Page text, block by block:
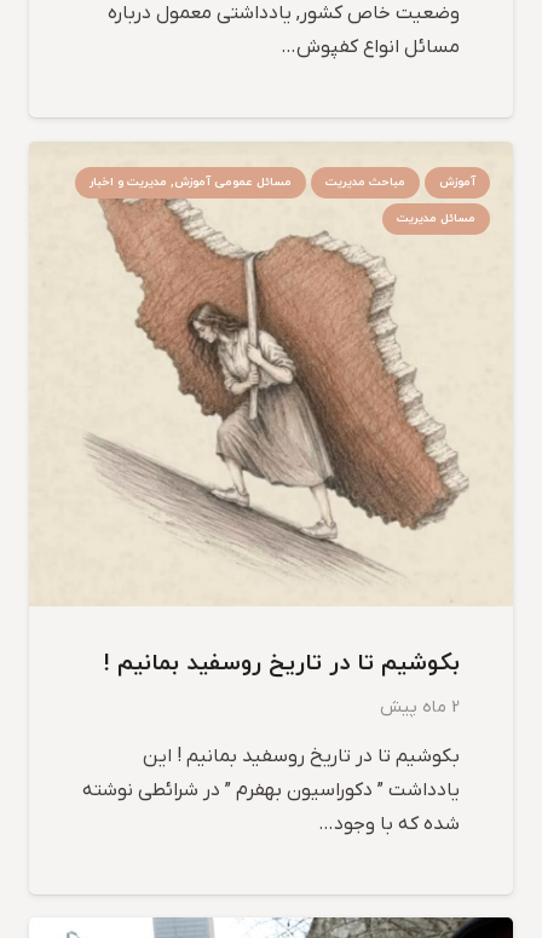
وضعیت خاص کشور, یادداشتی معمول درباره
مسائل انواع کفپوش…
آموزش مباحث مدیریت
مسائل عمومی آموزش, مدیریت و اخبار
مسائل مدیریت
بکوشیم تا در تاریخ روسفید بمانیم !
2 ماه پیش
بکوشیم تا در تاریخ روسفید بمانیم ! این
یادداشت ” دکوراسیون بهفرم ” در شرائطی نوشته
شده که با وجود…